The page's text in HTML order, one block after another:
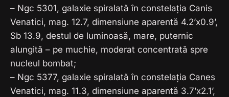
– Ngc 5301, galaxie spiralată în constelația Canis
Venatici, mag. 12.7, dimensiune aparentă 4.2’x0.9’,
Sb 13.9, destul de luminoasă, mare, puternic
alungită – pe muchie, moderat concentrată spre
nucleul bombat;
– Ngc 5377, galaxie spiralată în constelația Canes
Venatici, mag. 11.3, dimensiune aparentă 3.7’x2.1’,